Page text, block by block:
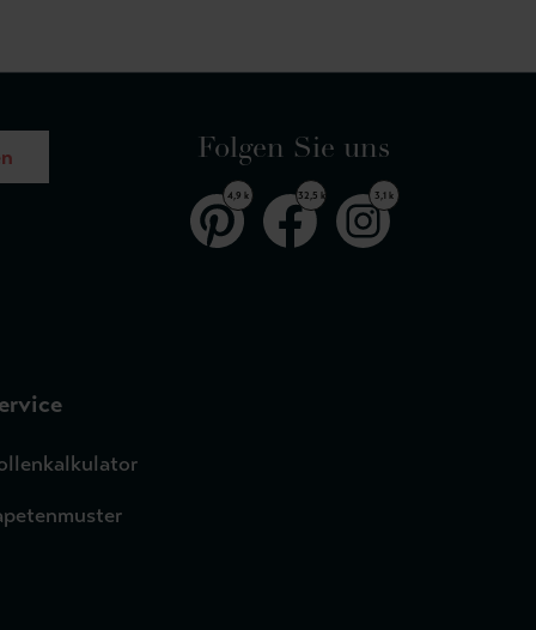
Folgen Sie uns
4,9 k 32,5 k 3,1 k